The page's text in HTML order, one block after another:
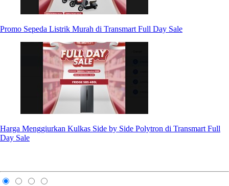
Promo Sepeda Listrik Murah di Transmart Full Day Sale
Harga Menggiurkan Kulkas Side by Side Polytron di Transmart Full
Day Sale